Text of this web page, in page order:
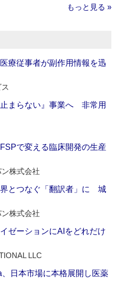
もっと見る »
療従事者が副作用情報を迅
止まらない』事業へ 非常用
で変える臨床開発の生産
株式会社
界とつなぐ「翻訳者」に 城
株式会社
ゼーションにAIをどれだけ
LLC
日本市場に本格展開し医薬